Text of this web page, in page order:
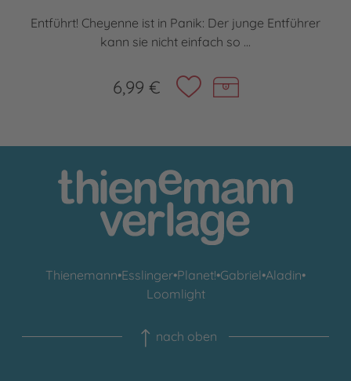
Entführt! Cheyenne ist in Panik: Der junge Entführer
kann sie nicht einfach so ...
6,99 €
Thienemann•Esslinger•Planet!•Gabriel•Aladin•
Loomlight
nach oben